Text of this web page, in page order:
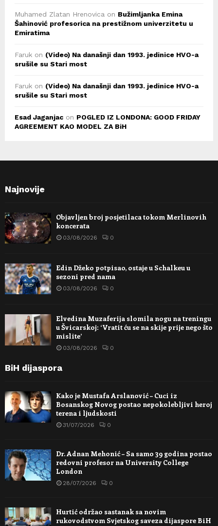
Muhamed Zlatan Hrenovica on Bužimljanka Emina
Šahinović profesorica na prestižnom univerzitetu u
Emiratima
Faruk on (Video) Na današnji dan 1993. jedinice HVO-a
srušile su Stari most
Faruk on (Video) Na današnji dan 1993. jedinice HVO-a
srušile su Stari most
Esad Jaganjac on POGLED IZ LONDONA: GOOD FRIDAY
AGREEMENT KAO MODEL ZA BiH
Najnovije
Objavljen broj posjetilaca tokom Merlinovih
koncerata
03/08/2026 0
Edin Džeko potpisao, ostaje u Schalkeu u
sezoni pred nama
03/08/2026 0
Elvedina Muzaferija slomila nogu na treningu
u Švicarskoj: ‘Vratit ću se na skije prije nego što
mislite’
03/08/2026 0
BiH dijaspora
Kako je Mustafa Arslanović – Cuci iz
Bosanskog Novog postao nepokolebljivi heroj
terena i ljudskosti
31/07/2026 0
Dr. Adnan Mehonić – Sa samo 39 godina postao
redovni profesor na University College
London
28/07/2026 0
Hurtić održao sastanak sa novim
rukovodstvom Svjetskog saveza dijaspore BiH